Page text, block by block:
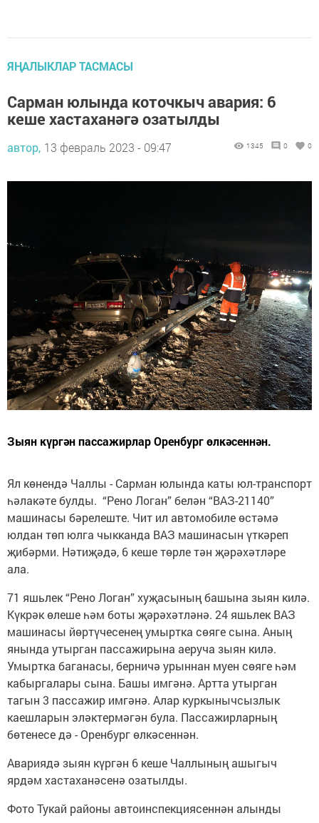
ЯҢАЛЫКЛАР ТАСМАСЫ
Сарман юлында коточкыч авария: 6
кеше хастаханәгә озатылды
автор, 13 февраль 2023 - 09:47 1345 0 0
Зыян күргән пассажирлар Оренбург өлкәсеннән.
Ял көнендә Чаллы - Сарман юлында каты юл-транспорт
һәлакәте булды. “Рено Логан” белән “ВАЗ-21140”
машинасы бәрелеште. Чит ил автомобиле өстәмә
юлдан төп юлга чыкканда ВАЗ машинасын үткәреп
җибәрми. Нәтиҗәдә, 6 кеше төрле тән җәрәхәтләре
ала.
71 яшьлек “Рено Логан” хуҗасының башына зыян килә.
Күкрәк өлеше һәм боты җәрәхәтләнә. 24 яшьлек ВАЗ
машинасы йөртүчесенең умыртка сөяге сына. Аның
янында утырган пассажирына аеруча зыян килә.
Умыртка баганасы, берничә урыннан муен сөяге һәм
кабыргалары сына. Башы имгәнә. Артта утырган
тагын 3 пассажир имгәнә. Алар куркынычсызлык
каешларын эләктермәгән була. Пассажирларның
бөтенесе дә - Оренбург өлкәсеннән.
Авариядә зыян күргән 6 кеше Чаллының ашыгыч
ярдәм хастаханәсенә озатылды.
Фото Тукай районы автоинспекциясеннән алынды